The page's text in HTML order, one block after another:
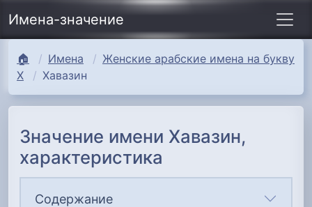
Имена-значение
🏠 Имена
Женские арабские имена на букву
Х
Хавазин
Значение имени Хавазин,
характеристика
Содержание